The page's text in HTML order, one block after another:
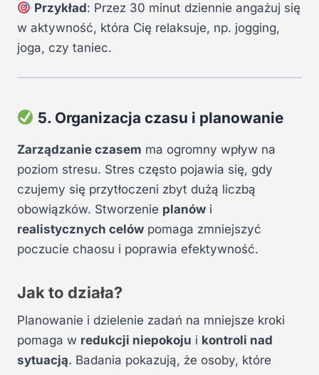
Przykład: Przez 30 minut dziennie angażuj się
w aktywność, która Cię relaksuje, np. jogging,
joga, czy taniec.
5. Organizacja czasu i planowanie
Zarządzanie czasem ma ogromny wpływ na
poziom stresu. Stres często pojawia się, gdy
czujemy się przytłoczeni zbyt dużą liczbą
obowiązków. Stworzenie planów i
realistycznych celów pomaga zmniejszyć
poczucie chaosu i poprawia efektywność.
Jak to działa?
Planowanie i dzielenie zadań na mniejsze kroki
pomaga w redukcji niepokoju i kontroli nad
sytuacją. Badania pokazują, że osoby, które